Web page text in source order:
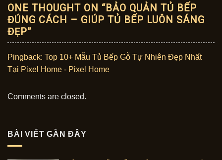
BÀI VIẾT GẦN ĐÂY
ONE THOUGHT ON “BẢO QUẢN TỦ BẾP
ĐÚNG CÁCH – GIÚP TỦ BẾP LUÔN SÁNG
ĐẸP”
Pingback: Top 10+ Mẫu Tủ Bếp Gỗ Tự Nhiên Đẹp Nhất
Tại Pixel Home - Pixel Home
Comments are closed.